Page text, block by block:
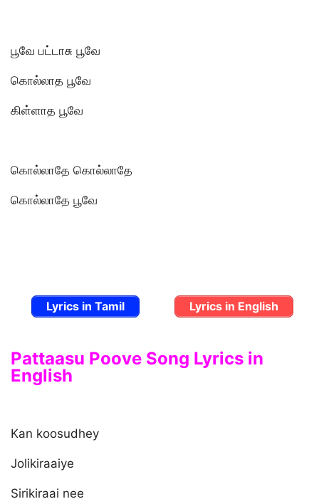
பூவே பட்டாசு பூவே
கொல்லாத பூவே
கிள்ளாத பூவே
கொல்லாதே கொல்லாதே
கொல்லாதே பூவே
Lyrics in Tamil Lyrics in English
Pattaasu Poove Song Lyrics in
English
Kan koosudhey
Jolikiraaiye
Sirikiraai nee